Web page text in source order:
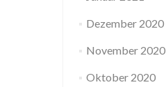
Dezember 2020
November 2020
Oktober 2020